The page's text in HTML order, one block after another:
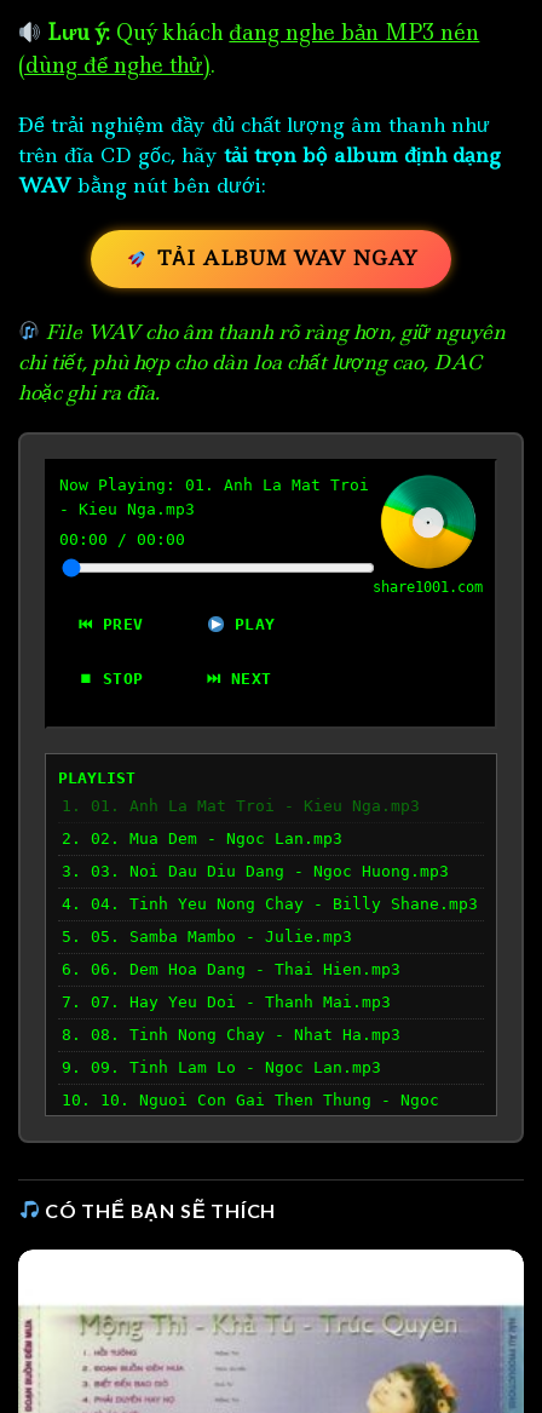
Lưu ý: Quý khách đang nghe bản MP3 nén
(dùng để nghe thử).
Để trải nghiệm đầy đủ chất lượng âm thanh như
trên đĩa CD gốc, hãy tải trọn bộ album định dạng
WAV bằng nút bên dưới:
TẢI ALBUM WAV NGAY
File WAV cho âm thanh rõ ràng hơn, giữ nguyên
chi tiết, phù hợp cho dàn loa chất lượng cao, DAC
hoặc ghi ra đĩa.
Now Playing: 01. Anh La Mat Troi
- Kieu Nga.mp3
00:00 / 00:00
⏮ PREV PLAY
⏹ STOP ⏭ NEXT
share1001.com
PLAYLIST
1. 01. Anh La Mat Troi - Kieu Nga.mp3
2. 02. Mua Dem - Ngoc Lan.mp3
3. 03. Noi Dau Diu Dang - Ngoc Huong.mp3
4. 04. Tinh Yeu Nong Chay - Billy Shane.mp3
5. 05. Samba Mambo - Julie.mp3
6. 06. Dem Hoa Dang - Thai Hien.mp3
7. 07. Hay Yeu Doi - Thanh Mai.mp3
8. 08. Tinh Nong Chay - Nhat Ha.mp3
9. 09. Tinh Lam Lo - Ngoc Lan.mp3
10. 10. Nguoi Con Gai Then Thung - Ngoc
CÓ THỂ BẠN SẼ THÍCH